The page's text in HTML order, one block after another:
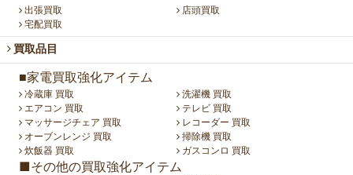
出張買取
店頭買取
宅配買取
買取品目
■家電買取強化アイテム
冷蔵庫 買取
洗濯機 買取
エアコン 買取
テレビ 買取
マッサージチェア 買取
レコーダー 買取
オーブンレンジ 買取
掃除機 買取
炊飯器 買取
ガスコンロ 買取
■その他の買取強化アイテム